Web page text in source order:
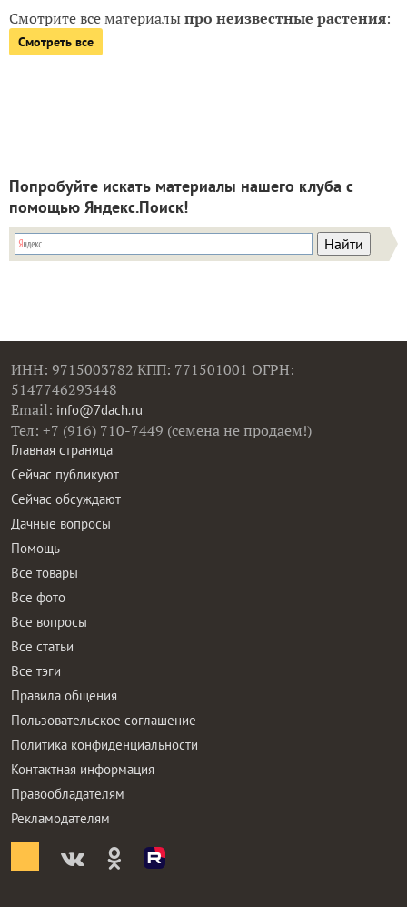
Смотрите все материалыпро неизвестные растения:
Смотреть все
Попробуйте искать материалы нашего клуба с
помощью Яндекс.Поиск!
ИНН: 9715003782 КПП: 771501001 ОГРН:
5147746293448
Email: info@7dach.ru
Тел: +7 (916) 710-7449 (семена не продаем!)
Главная страница
Сейчас публикуют
Сейчас обсуждают
Дачные вопросы
Помощь
Все товары
Все фото
Все вопросы
Все статьи
Все тэги
Правила общения
Пользовательское соглашение
Политика конфиденциальности
Контактная информация
Правообладателям
Рекламодателям